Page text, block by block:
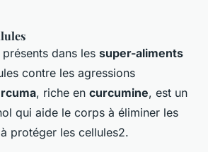
présents dans les super-aliments
contre les agressions
, riche en curcumine, est un
qui aide le corps à éliminer les
protéger les cellules2.